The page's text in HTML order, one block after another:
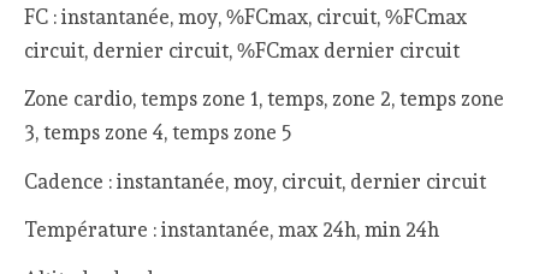
FC : instantanée, moy, %FCmax, circuit, %FCmax
circuit, dernier circuit, %FCmax dernier circuit
Zone cardio, temps zone 1, temps, zone 2, temps zone
3, temps zone 4, temps zone 5
Cadence : instantanée, moy, circuit, dernier circuit
Température : instantanée, max 24h, min 24h